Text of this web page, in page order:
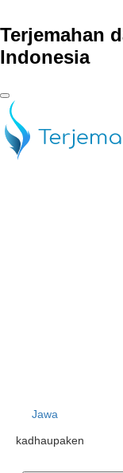
Terjemahan
Indonesia
Jawa
kadhaupaken